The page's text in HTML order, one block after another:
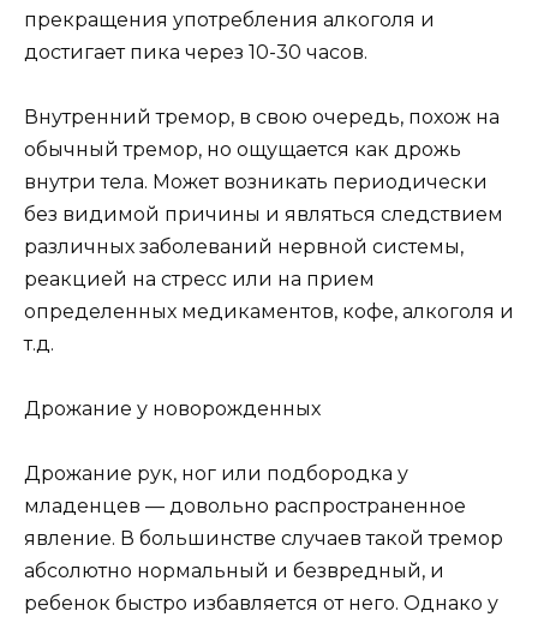
прекращения употребления алкоголя и
достигает пика через 10-30 часов.
Внутренний тремор, в свою очередь, похож на
обычный тремор, но ощущается как дрожь
внутри тела. Может возникать периодически
без видимой причины и являться следствием
различных заболеваний нервной системы,
реакцией на стресс или на прием
определенных медикаментов, кофе, алкоголя и
т.д.
Дрожание у новорожденных
Дрожание рук, ног или подбородка у
младенцев — довольно распространенное
явление. В большинстве случаев такой тремор
абсолютно нормальный и безвредный, и
ребенок быстро избавляется от него. Однако у